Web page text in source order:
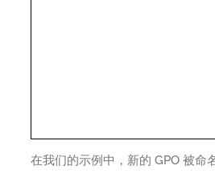
在我们的示例中，新的 GPO 被命